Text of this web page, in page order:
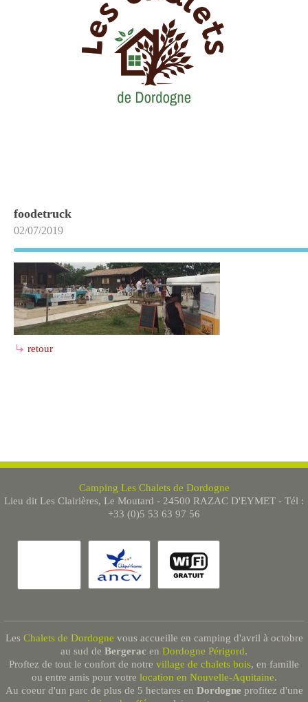
foodetruck
02/07/2019
retour
Camping Les Chalets de Dordogne
Lieu dit Les Clairières, Le Moutard - 24500 RAZAC D'EYMET - Tél :
+33 (0)5 53 63 97 56
Les Chalets de Dordogne vous accueille en camping d'avril à octobre
au sud de Bergerac en Dordogne Périgord.
Proftez de tout le confort de notre village de chalets bois, en famille
ou entre amis pour votre location en Nouvelle-Aquitaine.
Au coeur d'un parc de plus de 5 hectares en Dordogne profitez d'une